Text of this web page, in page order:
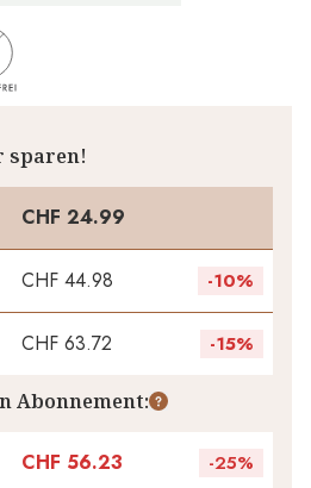
sparen!
CHF 24.99
CHF 44.98 -10%
CHF 63.72 -15%
Rabatt
Abonnement:
CHF 56.23 -25%